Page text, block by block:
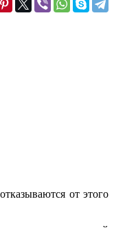
от этого